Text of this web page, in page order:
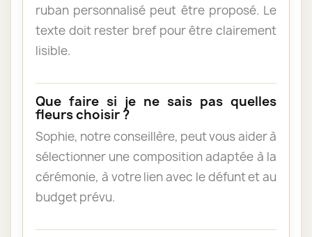
ruban personnalisé peut être proposé. Le
texte doit rester bref pour être clairement
lisible.
Que faire si je ne sais pas quelles
fleurs choisir ?
Sophie, notre conseillère, peut vous aider à
sélectionner une composition adaptée à la
cérémonie, à votre lien avec le défunt et au
budget prévu.